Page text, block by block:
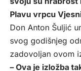
Plavu vrpcu
Don Anton Šuljić
svog godišnjeg
zadovoljan ovom
– Ova je izložba